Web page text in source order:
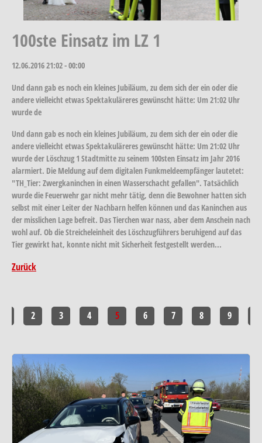
100ste Einsatz im LZ 1
12.06.201621:02 - 00:00
Und dann gab es noch ein kleines Jubiläum, zu dem sich der ein oder die
andere vielleicht etwas Spektakuläreres gewünscht hätte: Um 21:02 Uhr
wurde de
Und dann gab es noch ein kleines Jubiläum, zu dem sich der ein oder die
andere vielleicht etwas Spektakuläreres gewünscht hätte: Um 21:02 Uhr
wurde der Löschzug 1 Stadtmitte zu seinem 100sten Einsatz im Jahr 2016
alarmiert. Die Meldung auf dem digitalen Funkmeldeempfänger lautetet:
"TH_Tier: Zwergkaninchen in einen Wasserschacht gefallen". Tatsächlich
wurde die Feuerwehr gar nicht mehr tätig, denn die Bewohner hatten sich
selbst mit einer Leiter der Nachbarn helfen können und das Kaninchen aus
der misslichen Lage befreit. Das Tierchen war nass, aber dem Anschein nach
wohl auf. Ob die Streicheleinheit des Löschzugführers beruhigend auf das
Tier gewirkt hat, konnte nicht mit Sicherheit festgestellt werden...
Zurück
2 3 4 5 6 7 8 9